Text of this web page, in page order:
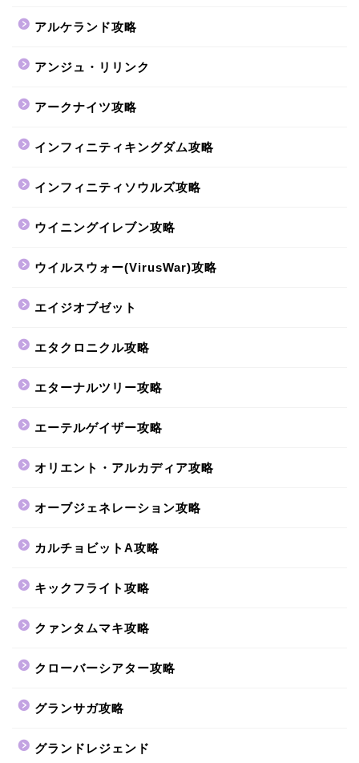
アルケランド攻略
アンジュ・リリンク
アークナイツ攻略
インフィニティキングダム攻略
インフィニティソウルズ攻略
ウイニングイレブン攻略
ウイルスウォー(VirusWar)攻略
エイジオブゼット
エタクロニクル攻略
エターナルツリー攻略
エーテルゲイザー攻略
オリエント・アルカディア攻略
オーブジェネレーション攻略
カルチョビットA攻略
キックフライト攻略
クァンタムマキ攻略
クローバーシアター攻略
グランサガ攻略
グランドレジェンド